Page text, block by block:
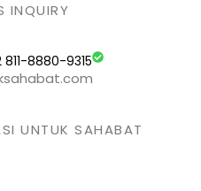
INQUIRY
811-8880-9315
UNTUK SAHABAT